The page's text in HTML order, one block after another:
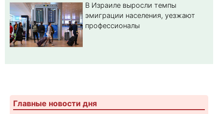
В Израиле выросли темпы
эмиграции населения, уезжают
профессионалы
Главные новости дня